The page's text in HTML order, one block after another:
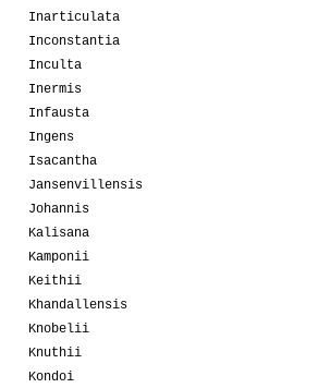
Inarticulata
Inconstantia
Inculta
Inermis
Infausta
Ingens
Isacantha
Jansenvillensis
Johannis
Kalisana
Kamponii
Keithii
Khandallensis
Knobelii
Knuthii
Kondoi